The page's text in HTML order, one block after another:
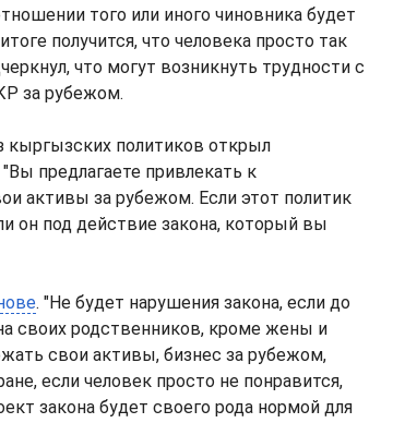
того или иного чиновника будет
получится, что человека просто так
что могут возникнуть трудности с
за рубежом.
кыргызских политиков открыл
предлагаете привлекать к
активы за рубежом. Если этот политик
он под действие закона, который вы
. "Не будет нарушения закона, если до
своих родственников, кроме жены и
свои активы, бизнес за рубежом,
если человек просто не понравится,
закона будет своего рода нормой для